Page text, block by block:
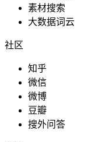
素材搜索
大数据词云
社区
知乎
微信
微博
豆瓣
搜外问答